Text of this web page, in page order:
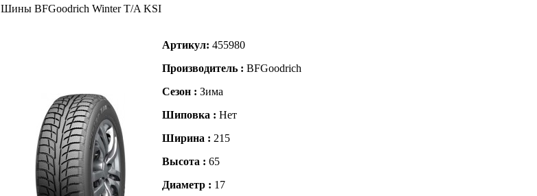
Шины BFGoodrich Winter T/A KSI
Артикул: 455980
Производитель : BFGoodrich
Сезон : Зима
Шиповка : Нет
Ширина : 215
Высота : 65
Диаметр : 17